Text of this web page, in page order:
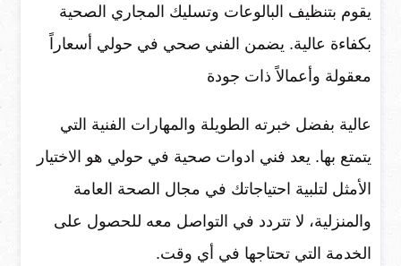
يقوم بتنظيف البالوعات وتسليك المجاري الصحية
بكفاءة عالية. يضمن الفني صحي في حولي أسعاراً
معقولة وأعمالاً ذات جودة
عالية بفضل خبرته الطويلة والمهارات الفنية التي
يتمتع بها. يعد فني ادوات صحية في حولي هو الاختيار
الأمثل لتلبية احتياجاتك في مجال الصحة العامة
والمنزلية، لا تتردد في التواصل معه للحصول على
الخدمة التي تحتاجها في أي وقت.